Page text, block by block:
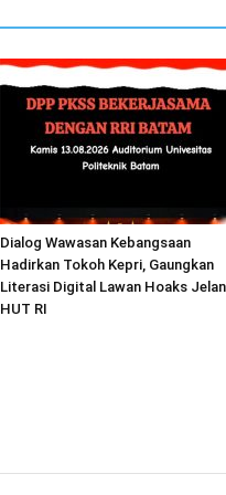
Dialog Wawasan Kebangsaan
Hadirkan Tokoh Kepri, Gaungkan
Literasi Digital Lawan Hoaks
HUT RI